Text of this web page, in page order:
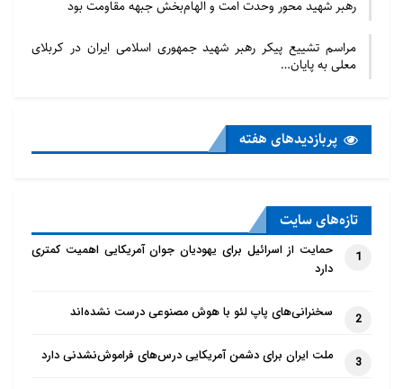
رهبر شهید محور وحدت امت و الهام‌بخش جبهه مقاومت بود
مراسم تشییع پیکر رهبر شهید جمهوری اسلامی ایران در کربلای
معلی به پایان…
پربازدید‌های هفته
تازه‌‌های سایت
1
حمایت از اسرائیل برای یهودیان جوان آمریکایی اهمیت کمتری
دارد
2 سخنرانی‌های پاپ لئو با هوش مصنوعی درست نشده‌اند
3 ملت ایران برای دشمن آمریکایی درس‌های فراموش‌نشدنی دارد